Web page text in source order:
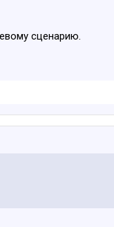
сценарию.